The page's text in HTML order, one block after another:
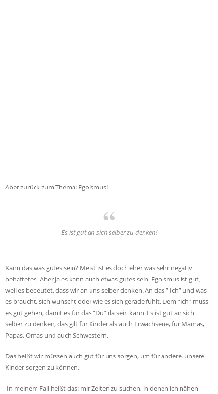
Aber zurück zum Thema: Egoismus!
Es ist gut an sich selber zu denken!
Kann das was gutes sein? Meist ist es doch eher was sehr negativ
behaftetes- Aber ja es kann auch etwas gutes sein. Egoismus ist gut,
weil es bedeutet, dass wir an uns selber denken. An das ” Ich” und was
es braucht, sich wünscht oder wie es sich gerade fühlt. Dem “Ich” muss
es gut gehen, damit es für das “Du” da sein kann. Es ist gut an sich
selber zu denken, das gilt für Kinder als auch Erwachsene, für Mamas,
Papas, Omas und auch Schwestern.
Das heißt wir müssen auch gut für uns sorgen, um für andere, unsere
Kinder sorgen zu können.
In meinem Fall heißt das: mir Zeiten zu suchen, in denen ich nähen